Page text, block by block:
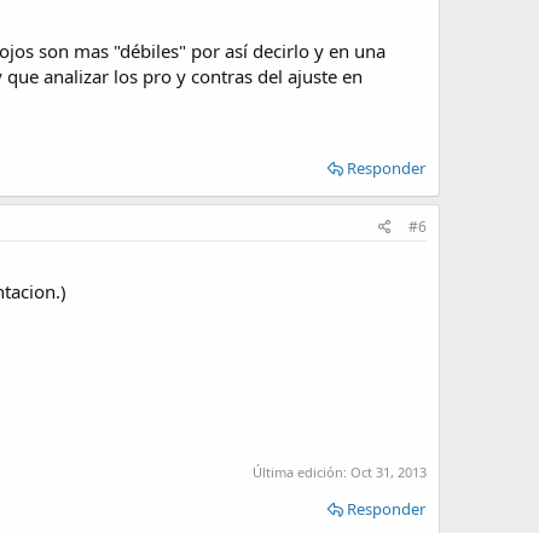
son mas "débiles" por así decirlo y en una
analizar los pro y contras del ajuste en
Responder
#6
Última edición: Oct 31, 2013
Responder